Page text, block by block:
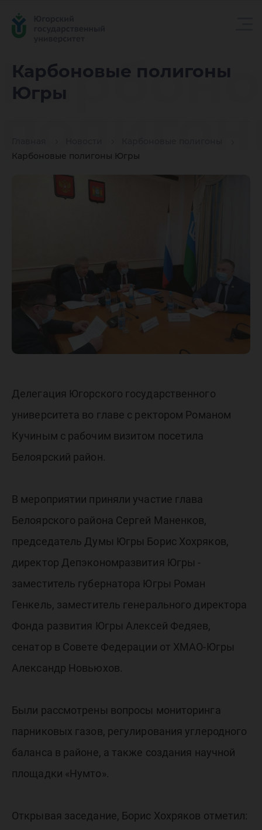
Карбоновые полигоны
Югры
Карбоновые полигоны Югры
Югры
Делегация Югорского государственного
университета во главе с ректором Романом
Кучиным с рабочим визитом посетила
Белоярский район.
В мероприятии приняли участие глава
Белоярского района Сергей Маненков,
председатель Думы Югры Борис Хохряков,
директор Депэкономразвития Югры -
заместитель губернатора Югры Роман
Генкель, заместитель генерального директора
Фонда развития Югры Алексей Федяев,
сенатор в Совете Федерации от ХМАО-Югры
Александр Новьюхов.
Были рассмотрены вопросы мониторинга
парниковых газов, регулирования углеродного
баланса в районе, а также создания научной
площадки «Нумто».
Открывая заседание, Борис Хохряков отметил: